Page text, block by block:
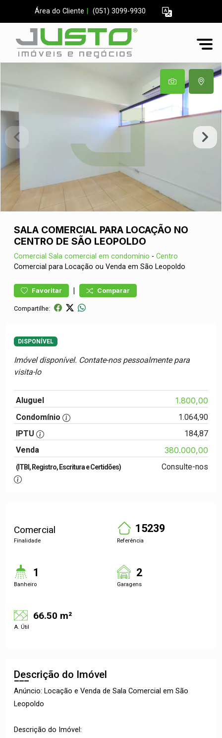
Área do Cliente (051) 3099-9930
SALA COMERCIAL PARA LOCAÇÃO NO
CENTRO DE SÃO LEOPOLDO
Comercial Sala comercial em condomínio - Centro
Comercial para Locação ou Venda em São Leopoldo
Favoritar | Comparar
Compartilhe:
DISPONÍVEL
Imóvel disponível. Contate-nos pessoalmente para
visita-lo
Aluguel 1.800,00
Condomínio
1.064,90
IPTU
184,87
Venda
380.000,00
(ITBI, Registro, Escritura e Certidões) Consulte-nos
Comercial
Finalidade
15239
Referência
1
Banheiro
2
Garagens
66.50 m²
A. Útil
Descrição do Imóvel
Anúncio: Locação e Venda de Sala Comercial em São
Leopoldo
Descrição do Imóvel: